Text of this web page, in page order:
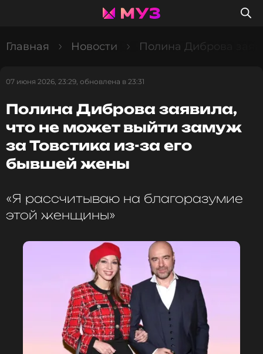
Главная Новости Полина Диброва
07 июня 2026, 23:29, обновлена в 23:31
Полина Диброва заявила,
что не может выйти замуж
за Товстика из-за его
бывшей жены
«Я рассчитываю на благоразумие
этой женщины»